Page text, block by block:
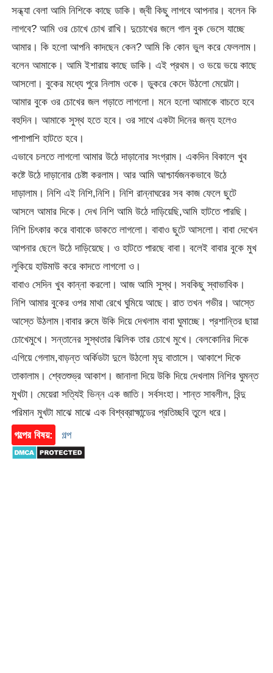
সন্ধ্যা বেলা আমি নিশিকে কাছে ডাকি। জ্বী কিছু লাগবে আপনার। বলেন কি
লাগবে? আমি ওর চোখে চোখ রাখি। দুচোখের জলে গাল বুক ভেসে যাচ্ছে
আমার। কি হলো আপনি কাদছেন কেন? আমি কি কোন ভুল করে ফেললাম।
বলেন আমাকে। আমি ইশারায় কাছে ডাকি। এই প্রথম। ও ভয়ে ভয়ে কাছে
আসলো। বুকের মধ্যে পুরে নিলাম ওকে। ডুকরে কেদে উঠলো মেয়েটা।
আমার বুকে ওর চোখের জল গড়াতে লাগলো। মনে হলো আমাকে বাচতে হবে
বহুদিন। আমাকে সুস্থ হতে হবে। ওর সাথে একটা দিনের জন্য হলেও
পাশাপাশি হাটতে হবে।
এভাবে চলতে লাগলো আমার উঠে দাড়ানোর সংগ্রাম। একদিন বিকালে খুব
কষ্টে উঠে দাড়ানোর চেষ্টা করলাম। আর আমি আশ্চার্যজনকভাবে উঠে
দাড়ালাম। নিশি এই নিশি,নিশি। নিশি রান্নাঘরের সব কাজ ফেলে ছুটে
আসলে আমার দিকে। দেখ নিশি আমি উঠে দাড়িয়েছি,আমি হাটতে পারছি।
নিশি চিৎকার করে বাবাকে ডাকতে লাগলো। বাবাও ছুটে আসলো। বাবা দেখেন
আপনার ছেলে উঠে দাড়িয়েছে। ও হাটতে পারছে বাবা। বলেই বাবার বুকে মুখ
লুকিয়ে হাউমাউ করে কাদতে লাগলো ও।
বাবাও সেদিন খুব কান্না করলো। আজ আমি সুস্থ। সবকিছু স্বাভাবিক।
নিশি আমার বুকের ওপর মাথা রেখে ঘুমিয়ে আছে। রাত তখন গভীর। আস্তে
আস্তে উঠলাম।বাবার রুমে উকি দিয়ে দেখলাম বাবা ঘুমাচ্ছে। প্রশান্তির ছায়া
চোখেমুখে। সন্তানের সুস্থতার ঝিলিক তার চোখে মুখে। বেলকোনির দিকে
এগিয়ে গেলাম,বাড়ন্ত অর্কিডটা দুলে উঠলো মৃদু বাতাসে। আকাশে দিকে
তাকালাম। শ্বেতশুভ্র আকাশ। জানালা দিয়ে উকি দিয়ে দেখলাম নিশির ঘুমন্ত
মুখটা। মেয়েরা সত্যিই ভিন্ন এক জাতি। সর্বসংহা। শান্ত সাবলীল, বিন্দু
পরিমান মুখটা মাঝে মাঝে এক বিশ্বব্রাহ্মান্ডের প্রতিচ্ছবি তুলে ধরে।
গল্পের বিষয়:
গল্প